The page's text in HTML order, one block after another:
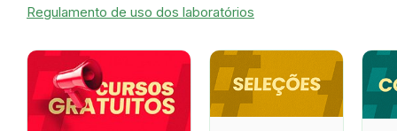
Regulamento de uso dos laboratórios